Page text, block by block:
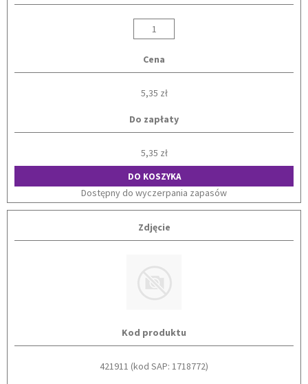
Cena
5,35 zł
Do zapłaty
5,35 zł
DO KOSZYKA
Dostępny do wyczerpania zapasów
Zdjęcie
Kod produktu
421911 (kod SAP: 1718772)